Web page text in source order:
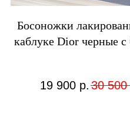
Босоножки
каблуке Dior черные с
19 900 р. 30 500